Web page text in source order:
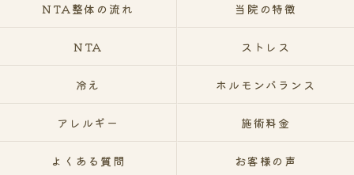
NTA整体の流れ 当院の特徴
NTA ストレス
冷え ホルモンバランス
アレルギー 施術料金
よくある質問 お客様の声